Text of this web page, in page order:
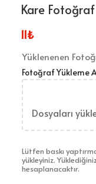
Kare Fotoğraf
11₺
Yüklenenen
Fotoğraf Yükleme
Dosyaları
Lütfen baskı
yükleyiniz.
hesaplanacaktır.